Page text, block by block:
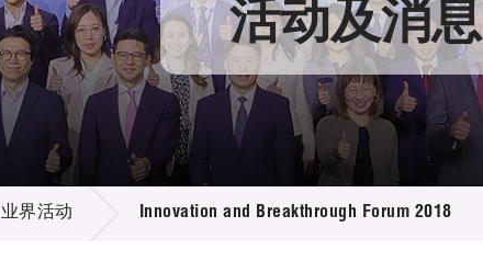
组织架构
董事局
研究顾问
招标通告
重点项目
资助计划
税务优惠
申请
评审
征求研发项目计划书
项目资料库
新闻中心
媒体报导
新闻稿
资讯中心
多媒体
出版刊物
会员登入 活动及消息
业界活动 Innovation and Breakthrough Forum 2018